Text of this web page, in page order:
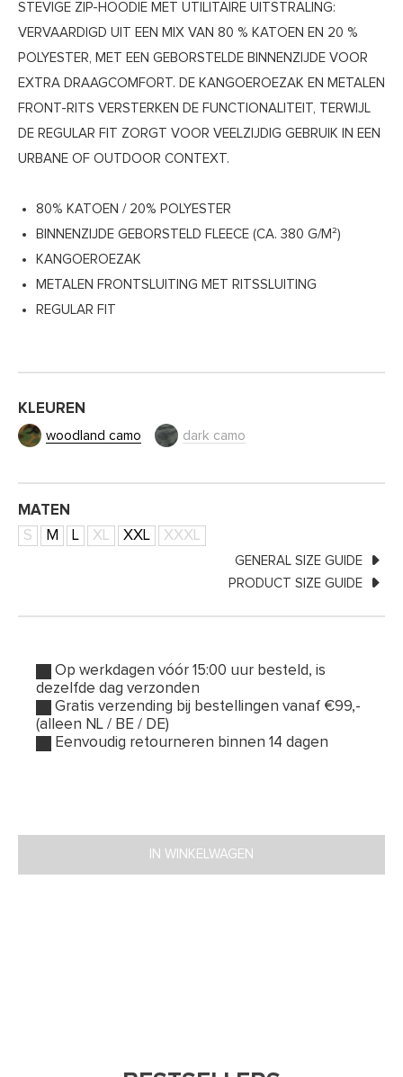
STEVIGE ZIP-HOODIE MET UTILITAIRE UITSTRALING:
VERVAARDIGD UIT EEN MIX VAN 80 % KATOEN EN 20 %
POLYESTER, MET EEN GEBORSTELDE BINNENZIJDE VOOR
EXTRA DRAAGCOMFORT. DE KANGOEROEZAK EN METALEN
FRONT-RITS VERSTERKEN DE FUNCTIONALITEIT, TERWIJL
DE REGULAR FIT ZORGT VOOR VEELZIJDIG GEBRUIK IN EEN
URBANE OF OUTDOOR CONTEXT.
80% KATOEN / 20% POLYESTER
BINNENZIJDE GEBORSTELD FLEECE (CA. 380 G/M²)
KANGOEROEZAK
METALEN FRONTSLUITING MET RITSSLUITING
REGULAR FIT
KLEUREN
woodland camo dark camo
MATEN
S
M L XL XXL XXXL
GENERAL SIZE GUIDE
PRODUCT SIZE GUIDE
Op werkdagen vóór 15:00 uur besteld, is
dezelfde dag verzonden
Gratis verzending bij bestellingen vanaf €99,-
(alleen NL / BE / DE)
Eenvoudig retourneren binnen 14 dagen
IN WINKELWAGEN